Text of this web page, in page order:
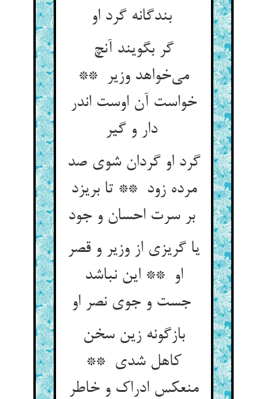
بندگانه گرد او
گر بگویند آنچ
می‌خواهد وزیر **
خواست آن اوست اندر
دار و گیر
گرد او گردان شوی صد
مرده زود ** تا بریزد
بر سرت احسان و جود
یا گریزی از وزیر و قصر
او ** این نباشد
بازگونه زین سخن
کاهل شدی **
منعکس ادراک و خاطر